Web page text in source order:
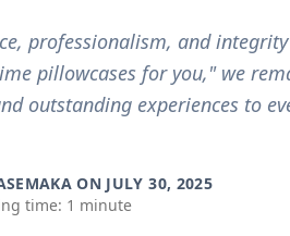
professionalism, and
pillowcases for you," we
outstanding experiences to
ON JULY 30, 2025
time: 1 minute